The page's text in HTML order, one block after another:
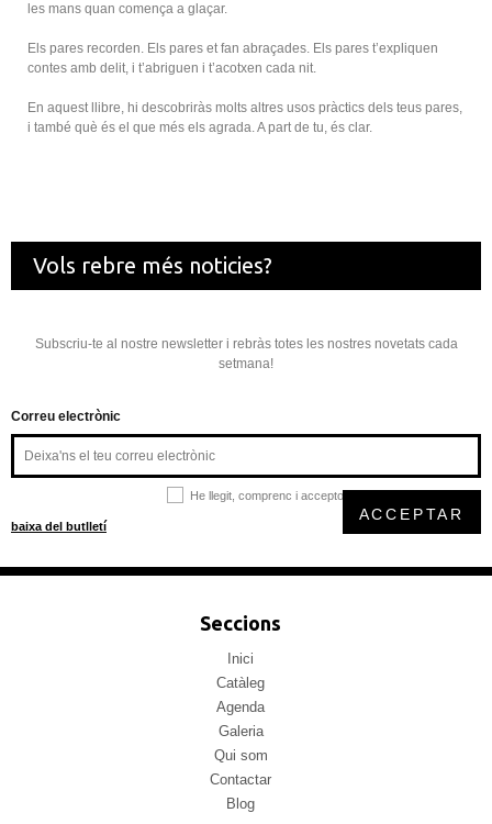
les mans quan comença a glaçar.
Els pares recorden. Els pares et fan abraçades. Els pares t’expliquen
contes amb delit, i t’abriguen i t’acotxen cada nit.
En aquest llibre, hi descobriràs molts altres usos pràctics dels teus pares,
i també què és el que més els agrada. A part de tu, és clar.
Vols rebre més noticies?
Subscriu-te al nostre newsletter i rebràs totes les nostres novetats cada
setmana!
Correu electrònic
He llegit, comprenc i accepto la
baixa del butlletí
ACCEPTAR
Seccions
Inici
Catàleg
Agenda
Galeria
Qui som
Contactar
Blog